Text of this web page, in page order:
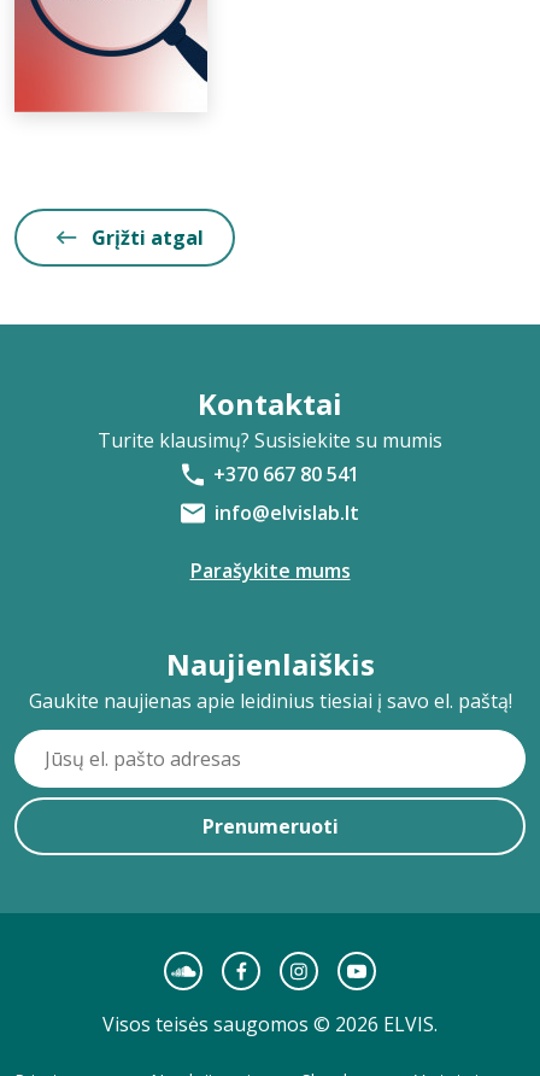
Grįžti atgal
Kontaktai
Turite klausimų? Susisiekite su mumis
+370 667 80 541
info@elvislab.lt
Parašykite mums
Naujienlaiškis
Gaukite naujienas apie leidinius tiesiai į savo el. paštą!
Prenumeruoti
Visos teisės saugomos © 2026 ELVIS.